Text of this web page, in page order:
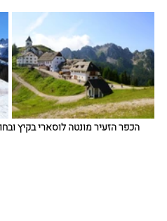
הכפר הזעיר מונטה לוסארי בקיץ